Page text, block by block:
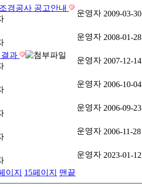
경공사 공고안내
운영자 2009-03-30
운영자 2008-01-28
과
운영자 2007-12-14
운영자 2006-10-04
운영자 2006-09-23
운영자 2006-11-28
운영자 2023-01-12
이지 15페이지
맨끝